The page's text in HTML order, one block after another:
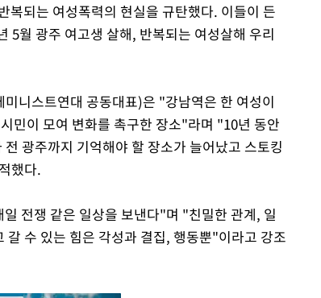
복되는 여성폭력의 현실을 규탄했다. 이들이 든
5월 광주 여고생 살해, 반복되는 여성살해 우리
니스트연대 공동대표)은 "강남역은 한 여성이
민이 모여 변화를 촉구한 장소"라며 "10년 동안
광주까지 기억해야 할 장소가 늘어났고 스토킹
했다.
전쟁 같은 일상을 보낸다"며 "친밀한 관계, 일
수 있는 힘은 각성과 결집, 행동뿐"이라고 강조